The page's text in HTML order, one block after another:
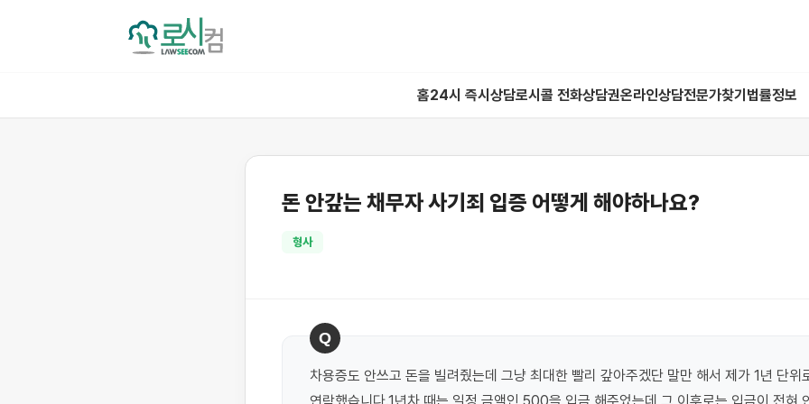
홈24시 즉시상담로시콜 전화상담권온라인상담전문가찾기 법률정보
돈 안갚는 채무자 사기죄 입증 어떻게 해야하나요?
형사
Q
차용증도 안쓰고 돈을 빌려줬는데 그냥 최대한 빨리 갚아주겠단 말만 해서 제가 1년 단위